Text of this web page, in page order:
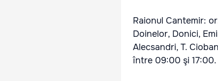
Raionul Cantemir:
Doinelor, Donici,
Alecsandri, T.
între 09:00 şi 17:00.